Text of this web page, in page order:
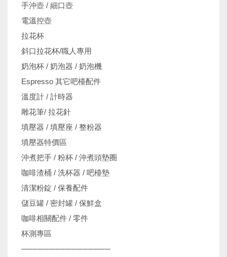
手沖壺 / 細口壺
電溫控壺
拉花杯
斜口拉花杯/職人專用
奶泡杯 / 奶泡器 / 奶泡機
Espresso 其它吧檯配件
溫度計 / 計時器
雕花筆/ 拉花針
填壓器 / 填壓座 / 整粉器
填壓器特價區
沖煮把手 / 粉杯 / 沖煮頭墊圈
咖啡渣桶 / 洗杯器 / 吧檯墊
清潔粉錠 / 保養配件
儲豆罐 / 密封罐 / 保鮮盒
咖啡相關配件 / 零件
杯測專區
────────────────